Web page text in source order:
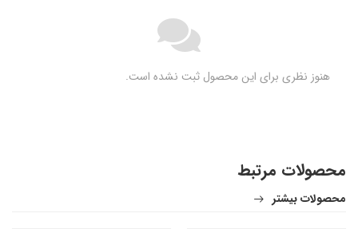
هنوز نظری برای این محصول ثبت نشده است.
محصولات مرتبط
محصولات بیشتر